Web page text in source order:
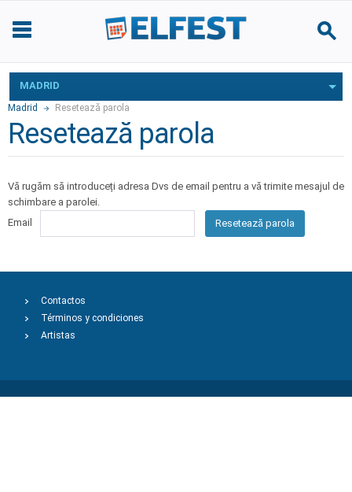
MADRID
Madrid Resetează parola
Resetează parola
Vă rugăm să introduceți adresa Dvs de email pentru a vă trimite mesajul de
schimbare a parolei.
Email
Resetează parola
Contactos
Términos y condiciones
Artistas